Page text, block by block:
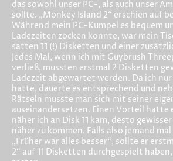
das sowohl unser PC-, als auch unser
sollte. „Monkey Island 2“ erschien auf
Während mein PC-Kumpel es bequem
Ladezeiten zocken konnte, war mein
satten 11 (!) Disketten und einer
Jedes Mal, wenn ich mit Guybrush
verließ, mussten erstmal 2 Disketten
Ladezeit abgewartet werden. Da ich
hatte, dauerte es entsprechend und
Rätseln musste man sich mit seiner
auseinandersetzen. Einen Vorteil hatte
näher ich an Disk 11 kam, desto
näher zu kommen. Falls also jemand
„Früher war alles besser“, sollte er
2“ auf 11 Disketten durchgespielt